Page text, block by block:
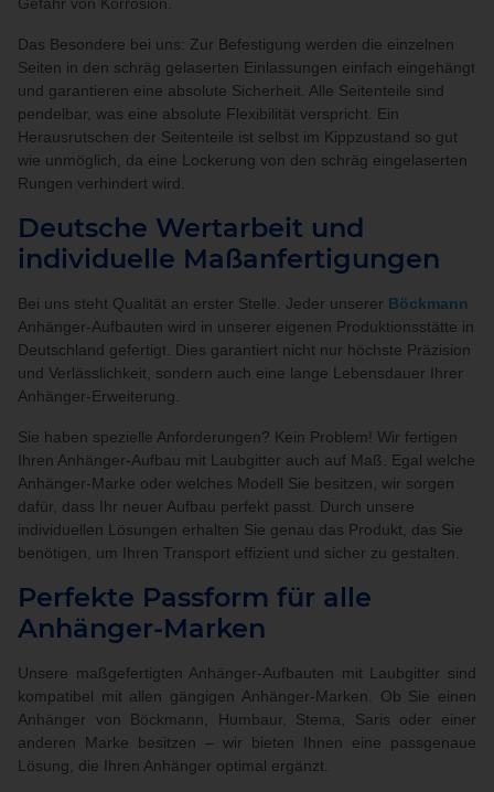
Das Besondere bei uns: Zur Befestigung werden die einzelnen
Seiten in den schräg gelaserten Einlassungen einfach eingehängt
und garantieren eine absolute Sicherheit. Alle Seitenteile sind
pendelbar, was eine absolute Flexibilität verspricht. Ein
Herausrutschen der Seitenteile ist selbst im Kippzustand so gut
wie unmöglich, da eine Lockerung von den schräg eingelaserten
Rungen verhindert wird.
Deutsche Wertarbeit und
individuelle Maßanfertigungen
Bei uns steht Qualität an erster Stelle. Jeder unserer Böckmann
Anhänger-Aufbauten wird in unserer eigenen Produktionsstätte in
Deutschland gefertigt. Dies garantiert nicht nur höchste Präzision
und Verlässlichkeit, sondern auch eine lange Lebensdauer Ihrer
Anhänger-Erweiterung.
Sie haben spezielle Anforderungen? Kein Problem! Wir fertigen
Ihren Anhänger-Aufbau mit Laubgitter auch auf Maß. Egal welche
Anhänger-Marke oder welches Modell Sie besitzen, wir sorgen
dafür, dass Ihr neuer Aufbau perfekt passt. Durch unsere
individuellen Lösungen erhalten Sie genau das Produkt, das Sie
benötigen, um Ihren Transport effizient und sicher zu gestalten.
Perfekte Passform für alle
Anhänger-Marken
Unsere maßgefertigten Anhänger-Aufbauten mit Laubgitter sind
kompatibel mit allen gängigen Anhänger-Marken. Ob Sie einen
Anhänger von Böckmann, Humbaur, Stema, Saris oder einer
anderen Marke besitzen – wir bieten Ihnen eine passgenaue
Lösung, die Ihren Anhänger optimal ergänzt.